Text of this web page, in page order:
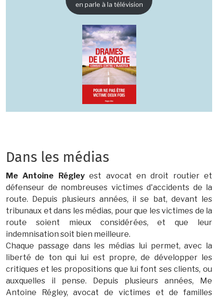
en parle à la télévision
Dans les médias
Me Antoine Régleyest avocat en droit routier et
défenseur de nombreuses victimes d'accidents de la
route. Depuis plusieurs années, il se bat, devant les
tribunaux et dans les médias, pour que les victimes de la
route soient mieux considérées, et que leur
indemnisation soit bien meilleure.
Chaque passage dans les médias lui permet, avec la
liberté de ton qui lui est propre, de développer les
critiques et les propositions que lui font ses clients, ou
auxquelles il pense. Depuis plusieurs années, Me
Antoine Régley, avocat de victimes et de familles